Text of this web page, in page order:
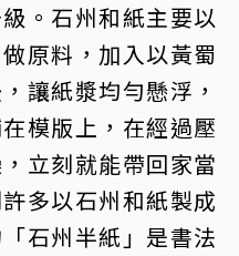
。石州和紙主要以
原料，加入以黃蜀
讓紙漿均勻懸浮，
模版上，在經過壓
立刻就能帶回家當
多以石州和紙製成
石州半紙」是書法